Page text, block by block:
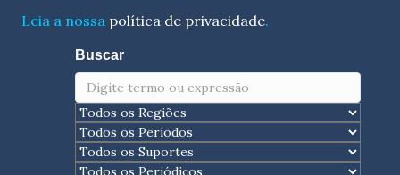
Leia a nossa política de privacidade.
Buscar